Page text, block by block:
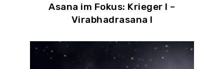
Asana im Fokus: Krieger I –
Virabhadrasana I